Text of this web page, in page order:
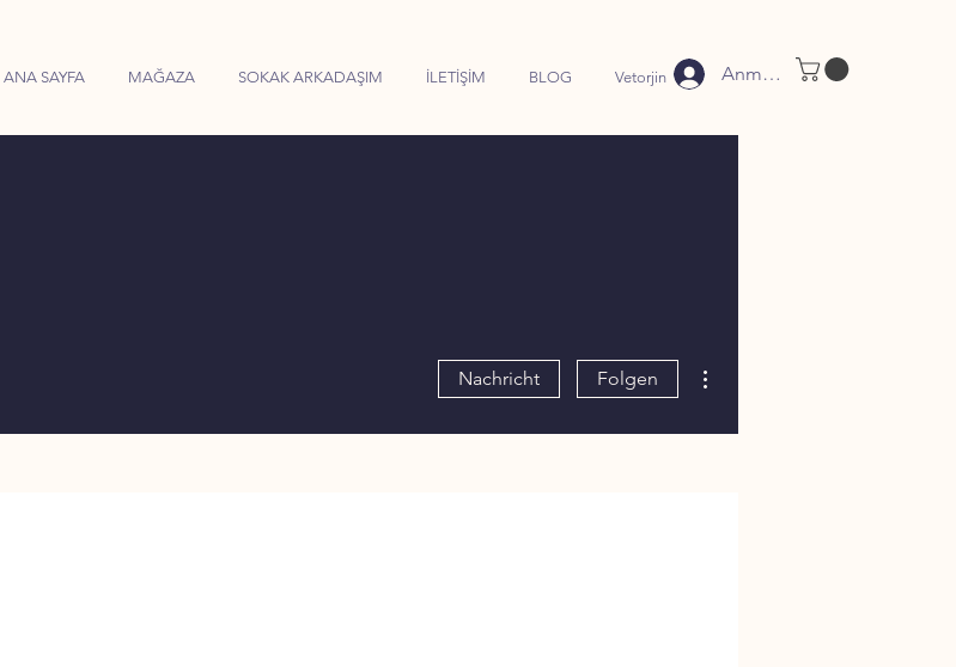
ANA SAYFA MAĞAZA SOKAK ARKADAŞIM İLETİŞİM BLOG Vetorjin Anmelden
Nachricht Folgen